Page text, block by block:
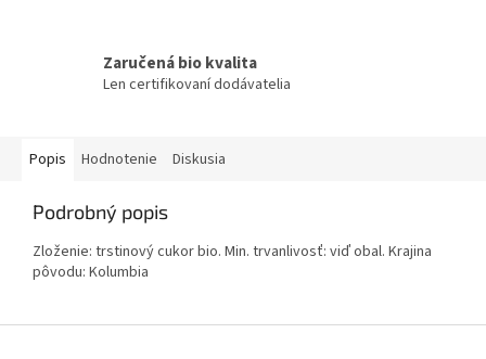
Zaručená bio kvalita
Len certifikovaní dodávatelia
Popis Hodnotenie Diskusia
Podrobný popis
Zloženie: trstinový cukor bio. Min. trvanlivosť: viď obal. Krajina
pôvodu: Kolumbia